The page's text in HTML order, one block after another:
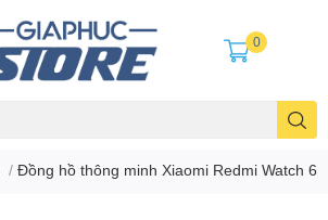
0
/ Đồng hồ thông minh Xiaomi Redmi Watch 6